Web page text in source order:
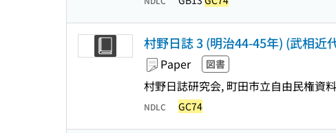
村野日誌 3 (明治44-45年) (武相近
Paper 図書
村野日誌研究会, 町田市立自由民権資
NDLC GC74